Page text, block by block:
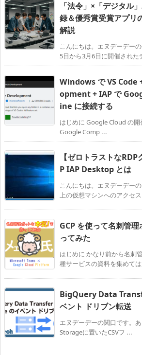
「法令」×「デジタル
録＆優秀賞受賞アプリ
解説
こんにちは。エヌデーデー
5日から3月6日に開催された
Windows で VS
opment + IAP で
ine に接続する
はじめに Google Cloud の開
Google Comp ...
【ゼロトラストな
P IAP Desktop とは
こんにちは。エヌデーデー
上の仮想マシンへのアクセ
GCP を使って名刺管
ってみた
はじめに かなり前から名刺
種サービスの資料を集めて
BigQuery Data
ベント ドリブン転送
エヌデーデーの関口です。
Storageに置いたCSVフ ...